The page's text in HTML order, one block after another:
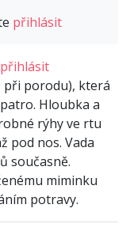
přihlásit
přihlásit
při porodu), která
Hloubka a
rýhy ve rtu
pod nos. Vada
současně.
miminku
potravy.